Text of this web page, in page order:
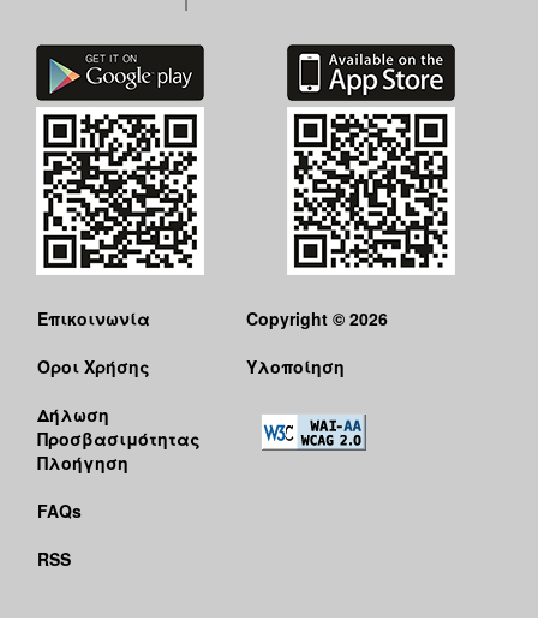
Επικοινωνία
Όροι Χρήσης
Δήλωση
Προσβασιμότητας
Πλοήγηση
FAQs
RSS
Copyright © 2026
Υλοποίηση